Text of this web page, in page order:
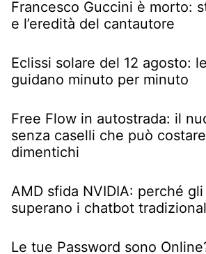
Francesco Guccini è morto:
e l’eredità del cantautore
Eclissi solare del 12 agosto:
guidano minuto per minuto
Free Flow in autostrada: il
senza caselli che può
dimentichi
AMD sfida NVIDIA: perché
superano i chatbot
Le tue Password sono